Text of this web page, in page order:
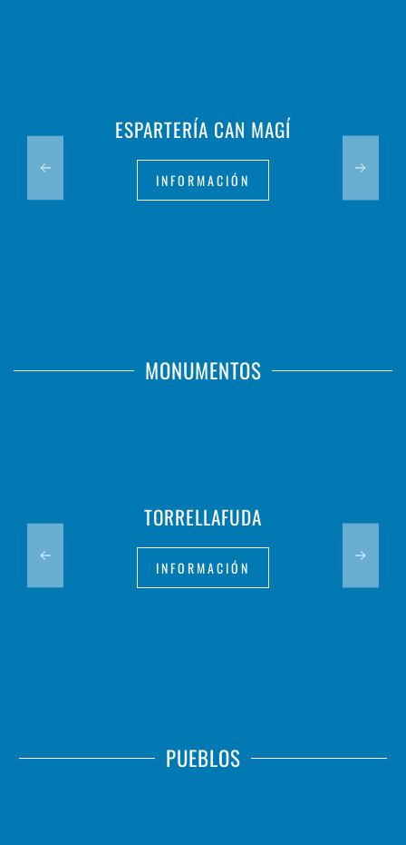
ESPARTERÍA CAN MAGÍ
INFORMACIÓN
MONUMENTOS
TORRELLAFUDA
INFORMACIÓN
PUEBLOS